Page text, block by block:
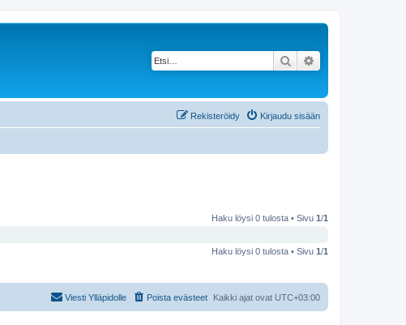
Etsi
Kirjaudu sisään
Rekisteröidy
Haku löysi 0 tulosta • Sivu 1/1
Haku löysi 0 tulosta • Sivu 1/1
Kaikki ajat ovat UTC+03:00
Poista evästeet
Viesti Ylläpidolle